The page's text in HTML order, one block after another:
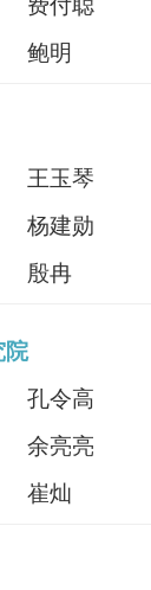
费付聪
鲍明
王玉琴
杨建勋
殷冉
院
孔令高
余亮亮
崔灿